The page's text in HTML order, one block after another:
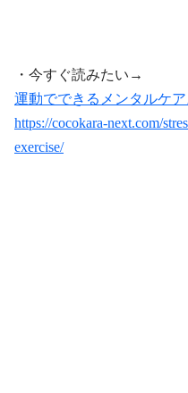
・今すぐ読みたい→
運動でできるメンタルケ
https://cocokara-next.com/
exercise/